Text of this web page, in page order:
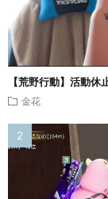
【荒野行動】活動休
金花